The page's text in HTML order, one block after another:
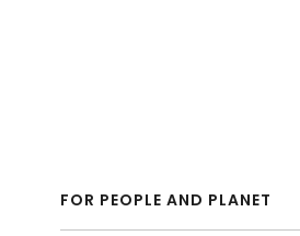
FOR PEOPLE AND PLANET